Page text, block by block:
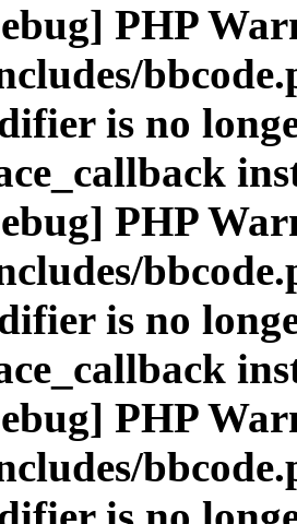
PHP
is no
PHP
is no
PHP